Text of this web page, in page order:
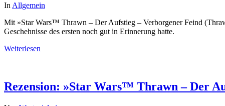
In Allgemein
Mit »Star Wars™ Thrawn – Der Aufstieg – Verborgener Feind
Geschehnisse des ersten noch gut in Erinnerung hatte.
Weiterlesen
Rezension: »Star Wars™ Thrawn – Der